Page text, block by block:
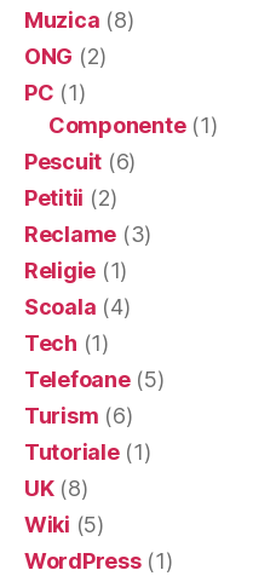
Muzica (8)
ONG (2)
PC (1)
Componente(1)
Pescuit (6)
Petitii (2)
Reclame (3)
Religie (1)
Scoala (4)
Tech (1)
Telefoane(5)
Turism (6)
Tutoriale(1)
UK(8)
Wiki (5)
WordPress(1)